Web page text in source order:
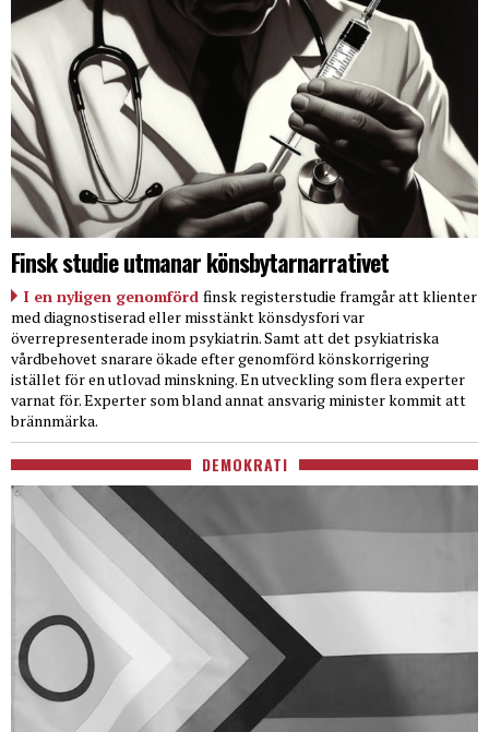
Finsk studie utmanar könsbytarnarrativet
I en nyligen genomförd finsk registerstudie framgår att klienter
med diagnostiserad eller misstänkt könsdysfori var
överrepresenterade inom psykiatrin. Samt att det psykiatriska
vårdbehovet snarare ökade efter genomförd könskorrigering
istället för en utlovad minskning. En utveckling som flera experter
varnat för. Experter som bland annat ansvarig minister kommit att
brännmärka.
DEMOKRATI